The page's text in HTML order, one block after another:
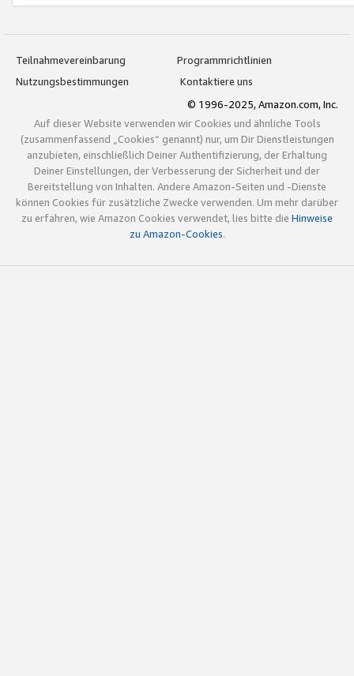
Teilnahmevereinbarung
Programmrichtlinien
Nutzungsbestimmungen
Kontaktiere uns
© 1996-2025, Amazon.com, Inc.
Auf dieser Website verwenden wir Cookies und ähnliche Tools
(zusammenfassend „Cookies“ genannt) nur, um Dir Dienstleistungen
anzubieten, einschließlich Deiner Authentifizierung, der Erhaltung
Deiner Einstellungen, der Verbesserung der Sicherheit und der
Bereitstellung von Inhalten. Andere Amazon-Seiten und -Dienste
können Cookies für zusätzliche Zwecke verwenden. Um mehr darüber
zu erfahren, wie Amazon Cookies verwendet, lies bitte die Hinweise
zu Amazon-Cookies.